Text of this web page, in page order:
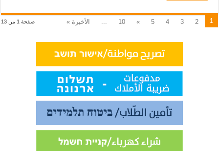
صفحة 1 من 13 1
2
3
4
5
»
10
... الأخيرة »